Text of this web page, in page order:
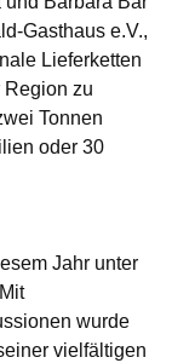
Gasthaus e.V.,
Lieferketten
zu
Tonnen
oder 30
Jahr unter
wurde
vielfältigen